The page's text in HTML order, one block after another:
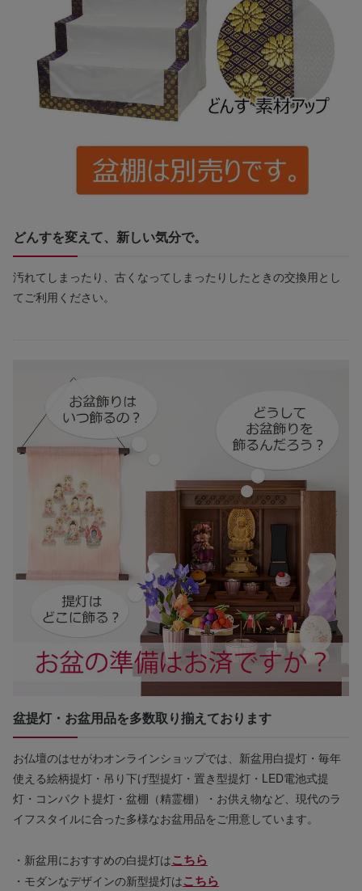
どんすを変えて、新しい気分で。
汚れてしまったり、古くなってしまったりしたときの交換用とし
てご利用ください。
盆提灯・お盆用品を多数取り揃えております
お仏壇のはせがわオンラインショップでは、新盆用白提灯・毎年
使える絵柄提灯・吊り下げ型提灯・置き型提灯・LED電池式提
灯・コンパクト提灯・盆棚（精霊棚）・お供え物など、現代のラ
イフスタイルに合った多様なお盆用品をご用意しています。
・新盆用におすすめの白提灯はこちら
・モダンなデザインの新型提灯はこちら